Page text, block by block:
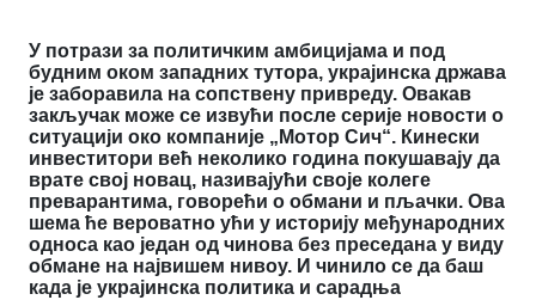
У потрази за политичким амбицијама и под
будним оком западних тутора, украјинска држава
је заборавила на сопствену привреду. Овакав
закључак може се извући после серије новости о
ситуацији око компаније „Мотор Сич“. Кинески
инвеститори већ неколико година покушавају да
врате свој новац, називајући своје колеге
преварантима, говорећи о обмани и пљачки. Ова
шема ће вероватно ући у историју међународних
односа као један од чинова без преседана у виду
обмане на највишем нивоу. И чинило се да баш
када је украјинска политика и сарадња